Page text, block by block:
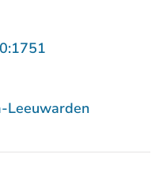
Leeuwarden